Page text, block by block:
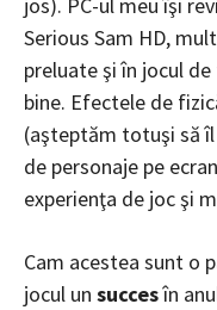
Serious Sam HD,
preluate şi în jocul
bine. Efectele de
(aşteptăm totuşi să
de personaje pe
experienţa de joc şi
Cam acestea sunt o
jocul un succesîn